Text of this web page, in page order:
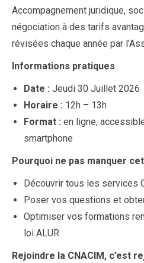
Accompagnement juridique,
négociation à des tarifs
révisées chaque année par
Informations pratiques
Date : Jeudi 30 Juillet 2026
Horaire : 12h – 13h
Format : en ligne,
smartphone
Pourquoi ne pas manquer
Découvrir tous les services
Poser vos questions et
Optimiser vos formations
loi ALUR
Rejoindre la CNACIM, c’est